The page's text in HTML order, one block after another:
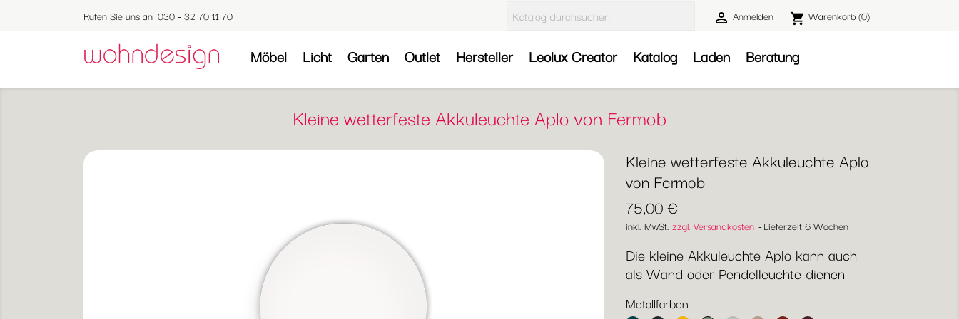
Rufen Sie uns an: 030 - 32 70 11 70  Anmelden shopping_cart Warenkorb(0)
Möbel Licht Garten Outlet Hersteller Leolux Creator Katalog Laden Beratung
Kleine wetterfeste Akkuleuchte Aplo von Fermob
Kleine wetterfeste Akkuleuchte Aplo
von Fermob
75,00 €
inkl. MwSt. zzgl. Versandkosten Lieferzeit 6 Wochen
Die kleine Akkuleuchte Aplo kann auch
als Wand oder Pendelleuchte dienen
Metallfarben